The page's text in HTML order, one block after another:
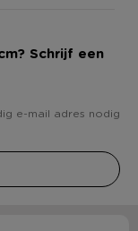
Schrijf een
e-mail adres nodig